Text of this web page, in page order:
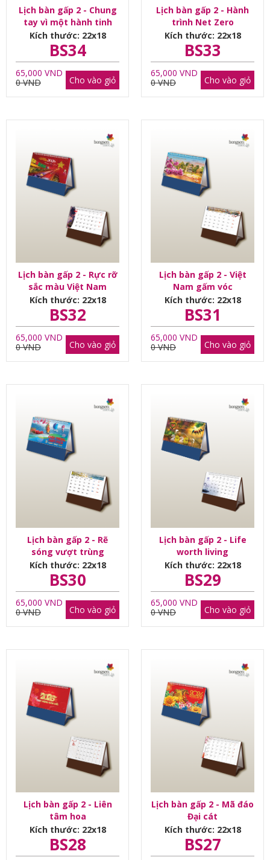
Lịch bàn gấp 2 - Chung
tay vì một hành tinh
mãi tươi xanh
Kích thước: 22x18
BS34
65,000 VND
0 VND
Cho vào giỏ
Lịch bàn gấp 2 - Hành
trình Net Zero
Kích thước: 22x18
BS33
65,000 VND
0 VND
Cho vào giỏ
Lịch bàn gấp 2 - Rực rỡ
sắc màu Việt Nam
Kích thước: 22x18
BS32
65,000 VND
0 VND
Cho vào giỏ
Lịch bàn gấp 2 - Việt
Nam gấm vóc
Kích thước: 22x18
BS31
65,000 VND
0 VND
Cho vào giỏ
Lịch bàn gấp 2 - Rẽ
sóng vượt trùng
dương
Kích thước: 22x18
BS30
65,000 VND
0 VND
Cho vào giỏ
Lịch bàn gấp 2 - Life
worth living
Kích thước: 22x18
BS29
65,000 VND
0 VND
Cho vào giỏ
Lịch bàn gấp 2 - Liên
tâm hoa
Kích thước: 22x18
BS28
Lịch bàn gấp 2 - Mã đáo
Đại cát
Kích thước: 22x18
BS27